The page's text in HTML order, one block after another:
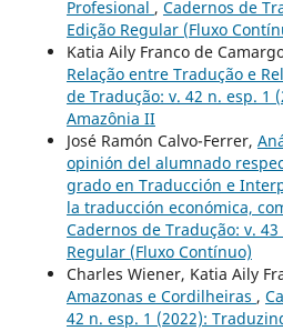
Profesional , Cadernos de
Edição Regular (Fluxo
Katia Aily Franco de
Relação entre Tradução e
de Tradução: v. 42 n. esp. 1
Amazônia II
José Ramón Calvo-Ferrer,
opinión del alumnado
grado en Traducción e
la traducción económica,
Cadernos de Tradução: v.
Regular (Fluxo Contínuo)
Charles Wiener, Katia Aily
Amazonas e Cordilheiras ,
42 n. esp. 1 (2022):